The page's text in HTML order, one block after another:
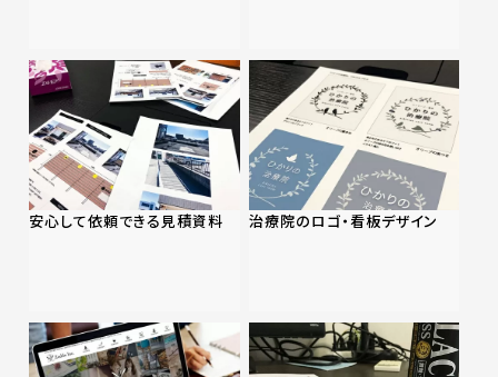
安心して依頼できる見積資料 治療院のロゴ・看板デザイン